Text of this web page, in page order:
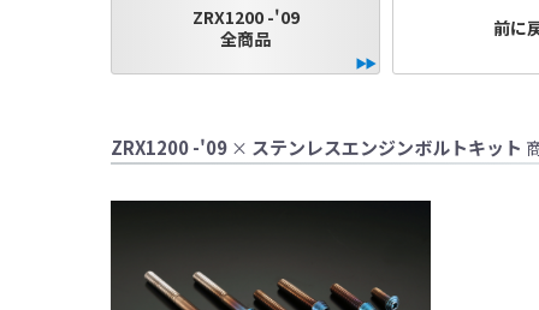
ZRX1200 -'09
全商品
前に
ZRX1200 -'09 × ステンレスエンジンボルトキット
●当HP内では、マ
●国内で開催される
レースでの使用
をお願い致します。
なお、取付時、